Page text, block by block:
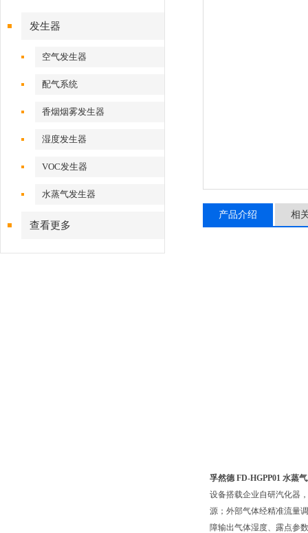
发生器
空气发生器
配气系统
香烟烟雾发生器
湿度发生器
VOC发生器
水蒸气发生器
查看更多
产品介绍 相
孚然德 FD-HGPP01 水蒸
设备搭载企业自研汽化器
源；外部气体经精准流量
障输出气体湿度、露点参